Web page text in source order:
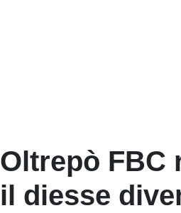
Oltrepò FBC
il diesse